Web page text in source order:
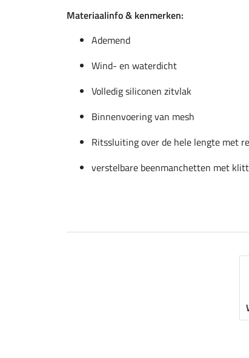
Materiaalinfo & kenmerken:
Ademend
Wind- en waterdicht
Volledig siliconen zitvlak
Binnenvoering van mesh
Ritssluiting over de hele lengte met
verstelbare beenmanchetten met